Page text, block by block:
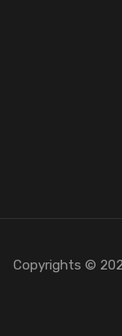
Copyrights ©